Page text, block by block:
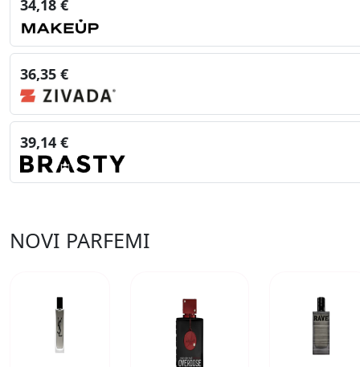
34,18 €
36,35 €
39,14 €
NOVI PARFEMI